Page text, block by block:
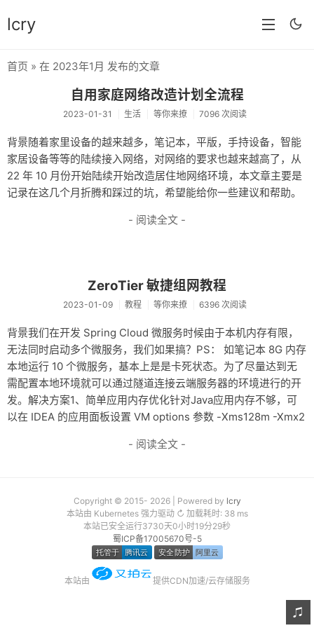
lcry
分类
分享
技术
教程
生活
归档
留言
友链
关于
首页 » 在 2023年1月 发布的文章
自用家庭网络改造计划全流程
2023-01-31 生活 等你来撩 7096 次阅读
背景随着家里设备的越来越多，笔记本，平版，手持设备，智能
家居设备等等的陆续接入网络，对网络的要求也越来越高了，从
22 年 10 月份开始陆续开始改造居住地网络环境，本文章主要是
记录在这几个月折腾和踩过的坑，希望能给你一些建议和帮助。
- 阅读全文 -
ZeroTier 敏捷组网教程
2023-01-09 教程 等你来撩 6396 次阅读
背景我们在开发 Spring Cloud 微服务时候由于本机内存有限，
无法同时启动多个微服务，我们如果搞？PS： 如笔记本 8G 内存
本地运行 10 个微服务，基本上是是卡死状态。为了尽量达到无
需配置本地环境就可以通过隧道连接云端服务器的环境进行的开
发。解决方案1、简单应用内存优化针对Java应用内存不够，可
以在 IDEA 的应用面板设置 VM options 参数 -Xms128m -Xmx2
- 阅读全文 -
Copyright © 2015- 2026 | Powered by lcry
本站由 Kubernetes 强力驱动 ↻ 加载耗时: 38 ms
本站已安全运行3730天0小时19分29秒
蜀ICP备17005670号-5
本站由 提供CDN加速/云存储服务